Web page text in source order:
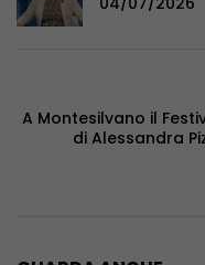
A Montesilvano il
di Alessandra